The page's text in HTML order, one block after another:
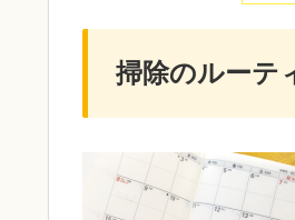
掃除のルーテ